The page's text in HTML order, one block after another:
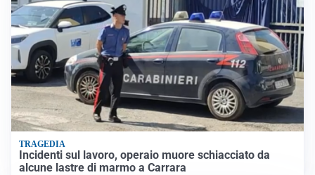
TRAGEDIA
Incidenti sul lavoro, operaio muore schiacciato da
alcune lastre di marmo a Carrara